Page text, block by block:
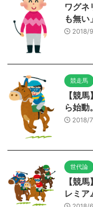
ワグネ
も無い」
2018/
競走馬
【競
ら始動
2018/
世代論
【競
レミア